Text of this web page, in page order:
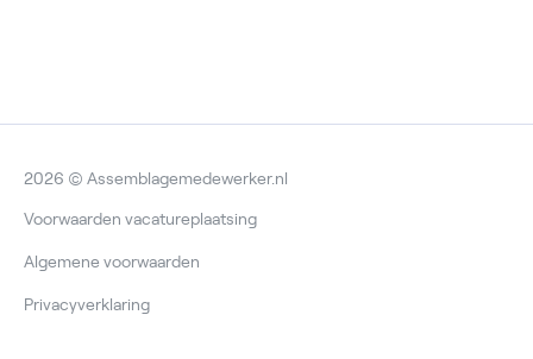
2026 © Assemblagemedewerker.nl
Voorwaarden vacatureplaatsing
Algemene voorwaarden
Privacyverklaring